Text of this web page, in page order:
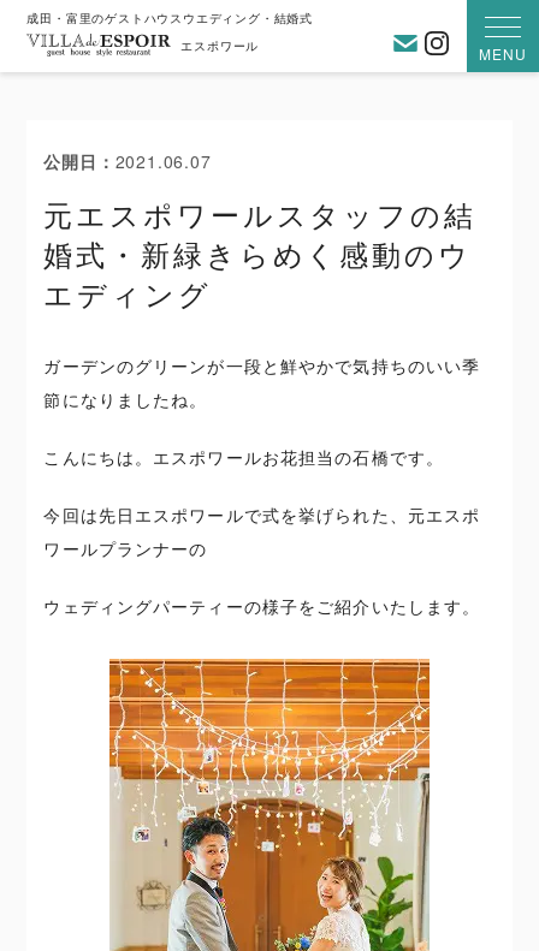
成田・富里のゲストハウスウエディング・結婚式
エスポワール
MENU
お問い合わ
公開日 2021.06.07
元エスポワールスタッフの結
婚式・新緑きらめく感動のウ
エディング
ガーデンのグリーンが一段と鮮やかで気持ちのいい季
節になりましたね。
こんにちは。エスポワールお花担当の石橋です。
今回は先日エスポワールで式を挙げられた、元エスポ
ワールプランナーの
ウェディングパーティーの様子をご紹介いたします。